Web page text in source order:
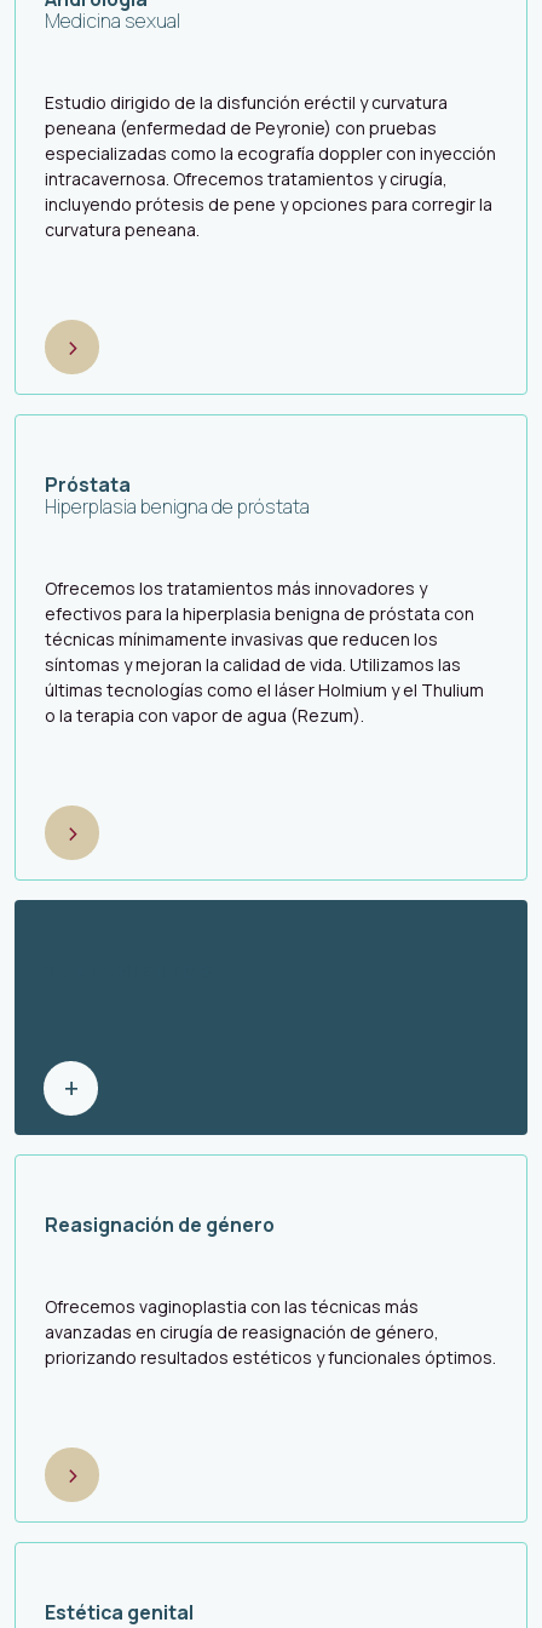
Medicina sexual
Estudio dirigido de la disfunción eréctil y curvatura
peneana (enfermedad de Peyronie) con pruebas
especializadas como la ecografía doppler con inyección
intracavernosa. Ofrecemos tratamientos y cirugía,
incluyendo prótesis de pene y opciones para corregir la
curvatura peneana.
>
Próstata
Hiperplasia benigna de próstata
Ofrecemos los tratamientos más innovadores y
efectivos para la hiperplasia benigna de próstata con
técnicas mínimamente invasivas que reducen los
síntomas y mejoran la calidad de vida. Utilizamos las
últimas tecnologías como el láser Holmium y el Thulium
o la terapia con vapor de agua (Rezum).
>
+
Reasignación de género
Ofrecemos vaginoplastia con las técnicas más
avanzadas en cirugía de reasignación de género,
priorizando resultados estéticos y funcionales óptimos.
>
Estética genital